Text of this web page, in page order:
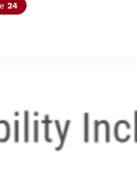
24